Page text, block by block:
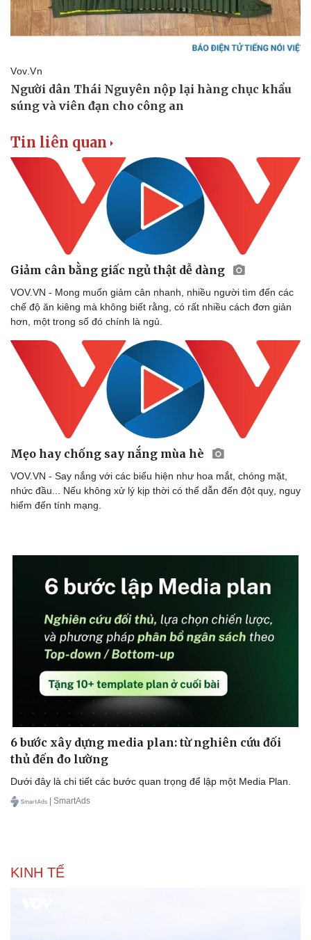
Doanh nhân
Vì cộng đồng
Trải nghiệm
Chuyển đổi số
Sức khỏe
Nam khoa
Tin liên quan
Giảm cân bằng giấc ngủ thật dễ dàng
VOV.VN - Mong muốn giảm cân nhanh, nhiều người tìm đến các
chế độ ăn kiêng mà không biết rằng, có rất nhiều cách đơn giản
hơn, một trong số đó chính là ngủ.
Mẹo hay chống say nắng mùa hè
VOV.VN - Say nắng với các biểu hiện như hoa mắt, chóng mặt,
nhức đầu... Nếu không xử lý kịp thời có thể dẫn đến đột quỵ, nguy
hiểm đến tính mạng.
6 bước xây dựng media plan: từ nghiên cứu đối
thủ đến đo lường
Dưới đây là chi tiết các bước quan trọng để lập một Media Plan.
| SmartAds
KINH TẾ